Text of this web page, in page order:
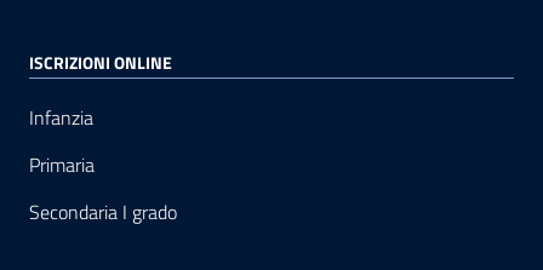
ISCRIZIONI ONLINE
Infanzia
Primaria
Secondaria I grado